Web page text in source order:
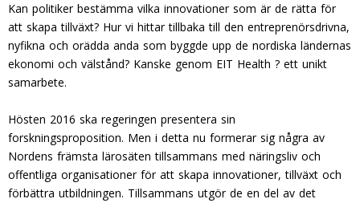
Kan politiker bestämma vilka innovationer som är de rätta för
att skapa tillväxt? Hur vi hittar tillbaka till den entreprenörsdrivna,
nyfikna och orädda anda som byggde upp de nordiska ländernas
ekonomi och välstånd? Kanske genom EIT Health ? ett unikt
samarbete.
Hösten 2016 ska regeringen presentera sin
forskningsproposition. Men i detta nu formerar sig några av
Nordens främsta lärosäten tillsammans med näringsliv och
offentliga organisationer för att skapa innovationer, tillväxt och
förbättra utbildningen. Tillsammans utgör de en del av det